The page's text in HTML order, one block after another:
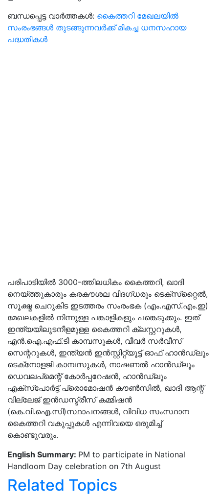
ബന്ധപ്പെട്ട വാർത്തകൾ: കൈത്തറി മേഖലയിൽ
സംരംഭങ്ങൾ തുടങ്ങുന്നവർക്ക് മികച്ച ധനസഹായ
പദ്ധതികൾ
പരിപാടിയില്‍ 3000-ത്തിലധികം കൈത്തറി, ഖാദി
നെയ്ത്തുകാരും കരകൗശല വിദഗ്ധരും ടെക്‌സ്‌റ്റൈല്‍,
സൂക്ഷ്മ ചെറുകിട ഇടത്തരം സംരംഭക (എം.എസ്.എം.ഇ)
മേഖലകളില്‍ നിന്നുള്ള പങ്കാളികളും പങ്കെടുക്കും. ഇത്
ഇന്ത്യയിലുടനീളമുള്ള കൈത്തറി ക്ലസ്റ്ററുകള്‍,
എന്‍.ഐ.എഫ്.ടി കാമ്പസുകള്‍, വീവര്‍ സര്‍വീസ്
സെന്ററുകള്‍, ഇന്ത്യന്‍ ഇന്‍സ്റ്റിറ്റ്യൂട്ട് ഓഫ് ഹാന്‍ഡ്‌ലൂം
ടെക്‌നോളജി കാമ്പസുകള്‍, നാഷണല്‍ ഹാന്‍ഡ്‌ലൂം
ഡെവലപ്‌മെന്റ് കോര്‍പ്പറേഷന്‍, ഹാന്‍ഡ്‌ലൂം
എക്‌സ്‌പോര്‍ട്ട് പ്രൊമോഷന്‍ കൗണ്‍സില്‍, ഖാദി ആന്റ്
വില്ലേജ് ഇന്‍ഡസ്ട്രീസ് കമ്മിഷന്‍
(കെ.വി.ഐ.സി)സ്ഥാപനങ്ങള്‍, വിവിധ സംസ്ഥാന
കൈത്തറി വകുപ്പുകള്‍ എന്നിവയെ ഒരുമിച്ച്
കൊണ്ടുവരും.
English Summary: PM to participate in National
Handloom Day celebration on 7th August
Related Topics